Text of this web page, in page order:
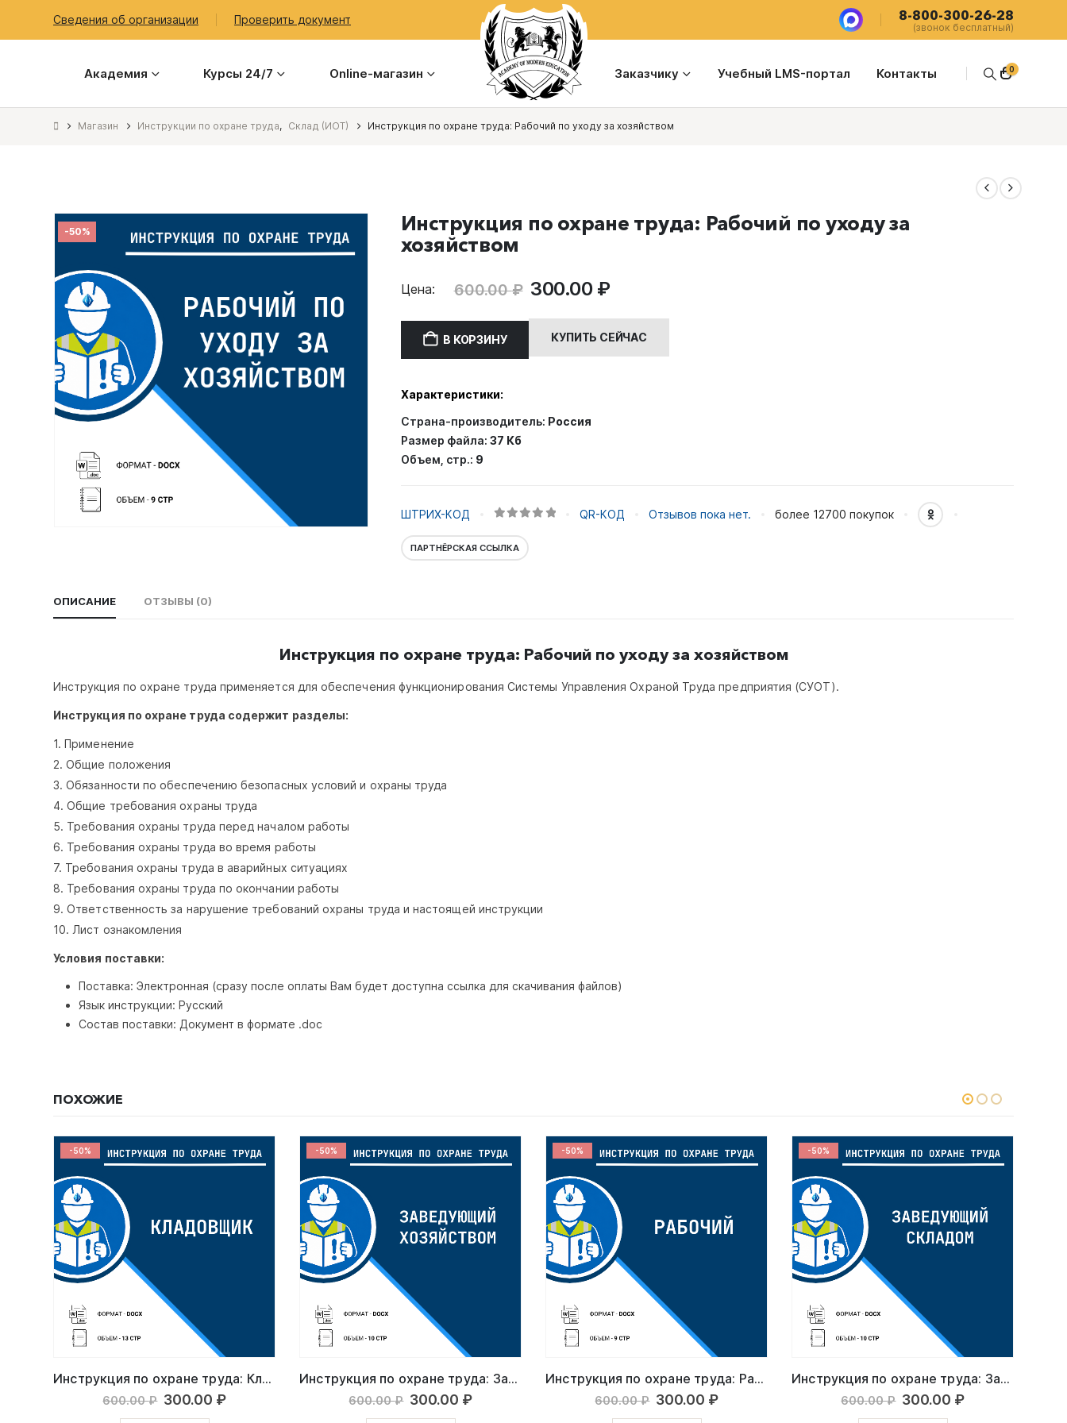
Сведения об организации Проверить документ 8-800-300-26-28
(звонок бесплатный)
Академия Курсы 24/7 Online-магазин Заказчику Учебный LMS-портал Контакты 0
Магазин Инструкции по охране труда, Склад (ИОТ) Инструкция по охране труда: Рабочий по уходу за хозяйством
-50%
Инструкция по охране труда: Рабочий по уходу за
хозяйством
Цена: 600.00₽ Первоначальная
составляла
600.00 ₽.
300.00 ₽Текущая
300.00 ₽.
В КОРЗИНУ КУПИТЬ СЕЙЧАС
Характеристики:
Страна-производитель: Россия
Размер файла: 37 Кб
Объем, стр.: 9
ШТРИХ-КОД QR-КОД Отзывов пока нет. более 12700 покупок
ПАРТНЁРСКАЯ ССЫЛКА
ОПИСАНИЕ ОТЗЫВЫ (0)
Инструкция по охране труда: Рабочий по уходу за хозяйством
Инструкция по охране труда применяется для обеспечения функционирования Системы Управления Охраной Труда предприятия (СУОТ).
Инструкция по охране труда содержит разделы:
1. Применение
2. Общие положения
3. Обязанности по обеспечению безопасных условий и охраны труда
4. Общие требования охраны труда
5. Требования охраны труда перед началом работы
6. Требования охраны труда во время работы
7. Требования охраны труда в аварийных ситуациях
8. Требования охраны труда по окончании работы
9. Ответственность за нарушение требований охраны труда и настоящей инструкции
10. Лист ознакомления
Условия поставки:
Поставка: Электронная (сразу после оплаты Вам будет доступна ссылка для скачивания файлов)
Язык инструкции: Русский
Состав поставки: Документ в формате .doc
ПОХОЖИЕ
-50%
Инструкция по охране труда: Кладовщик
600.00₽ Первоначальная
300.00 ₽Текущая
-50%
Инструкция по охране труда: Заведующий хозяйством
600.00₽ Первоначальная
300.00 ₽Текущая
-50%
Инструкция по охране труда: Рабочий
600.00₽ Первоначальная
300.00 ₽Текущая
-50%
Инструкция по охране труда: Заведующий складом
600.00₽ Первоначальная
300.00 ₽Текущая